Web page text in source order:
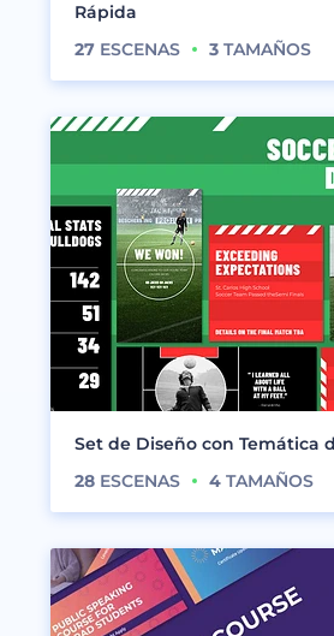
Rápida
27 ESCENAS 3 TAMAÑOS
Set de Diseño con Temática
28 ESCENAS 4 TAMAÑOS